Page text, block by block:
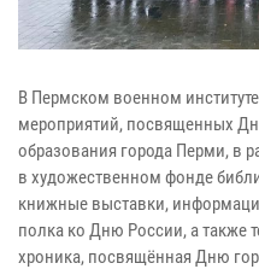
В Пермском военном
мероприятий, посвященных
образования города Перми, в
в художественном фонде
книжные выставки,
полка ко Дню России, а также
хроника, посвящённая Дню